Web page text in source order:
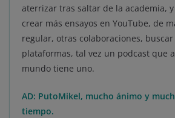
aterrizar tras saltar de la academia,
crear más ensayos en YouTube, de
regular, otras colaboraciones,
plataformas, tal vez un podcast que
mundo tiene uno.
AD: PutoMikel, mucho ánimo y
tiempo.